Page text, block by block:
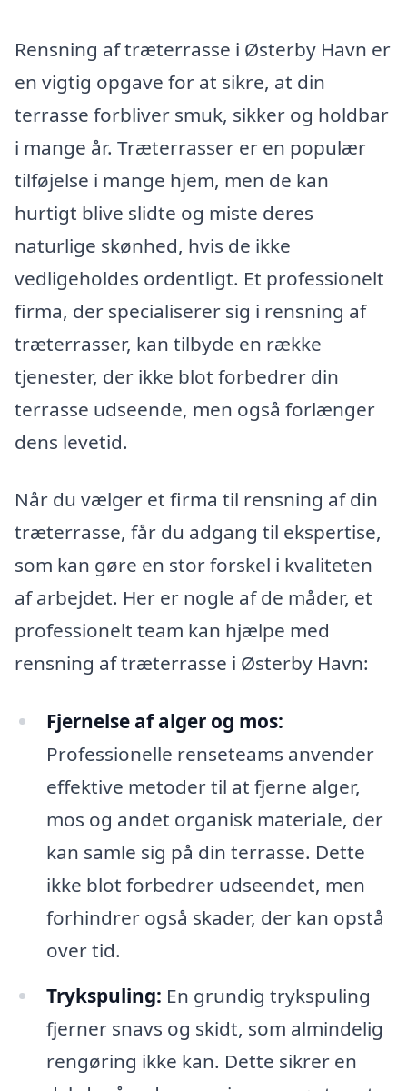
Rensning af træterrasse i Østerby Havn er
en vigtig opgave for at sikre, at din
terrasse forbliver smuk, sikker og holdbar
i mange år. Træterrasser er en populær
tilføjelse i mange hjem, men de kan
hurtigt blive slidte og miste deres
naturlige skønhed, hvis de ikke
vedligeholdes ordentligt. Et professionelt
firma, der specialiserer sig i rensning af
træterrasser, kan tilbyde en række
tjenester, der ikke blot forbedrer din
terrasse udseende, men også forlænger
dens levetid.
Når du vælger et firma til rensning af din
træterrasse, får du adgang til ekspertise,
som kan gøre en stor forskel i kvaliteten
af arbejdet. Her er nogle af de måder, et
professionelt team kan hjælpe med
rensning af træterrasse i Østerby Havn:
Fjernelse af alger og mos:
Professionelle renseteams anvender
effektive metoder til at fjerne alger,
mos og andet organisk materiale, der
kan samle sig på din terrasse. Dette
ikke blot forbedrer udseendet, men
forhindrer også skader, der kan opstå
over tid.
Trykspuling: En grundig trykspuling
fjerner snavs og skidt, som almindelig
rengøring ikke kan. Dette sikrer en